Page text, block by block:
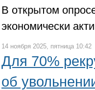
В открытом
экономически
14 ноября 2025, пятница 10:42
Для 70%
об